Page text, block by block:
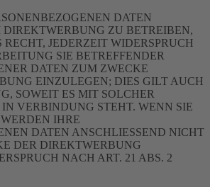
DATEN
ZU BETREIBEN,
JEDERZEIT WIDERSPRUCH
SIE BETREFFENDER
DATEN ZUM ZWECKE
EINZULEGEN; DIES GILT AUCH
SOWEIT ES MIT SOLCHER
VERBINDUNG STEHT. WENN SIE
IHRE
DATEN ANSCHLIESSEND NICHT
DER DIREKTWERBUNG
NACH ART. 21 ABS. 2